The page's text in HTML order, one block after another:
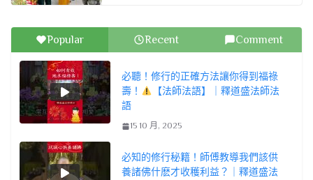
Popular Recent Comment
必聽！修行的正確方法讓你得到福祿
壽！
【法師法語】｜釋道盛法師法
語
15 10 月, 2025
必知的修行秘籍！師傅教導我們該供
養諸佛什麽才收穫利益？｜釋道盛法